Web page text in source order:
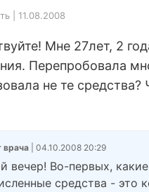
| 11.08.2008
Мне 27лет, 2
Перепробовала
не те средства?
врача| 04.10.2008 20:29
вечер! Во-первых,
средства - это